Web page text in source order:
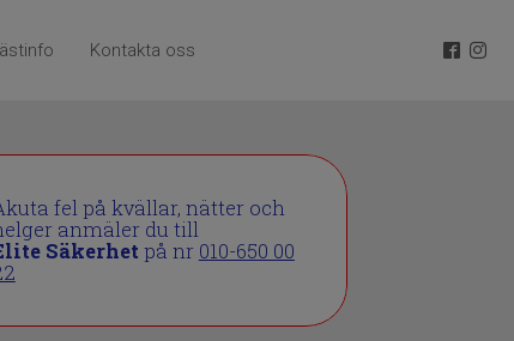
Kontakta oss
fel på kvällar, nätter och
anmäler du till
Säkerhet på nr 010-650 00